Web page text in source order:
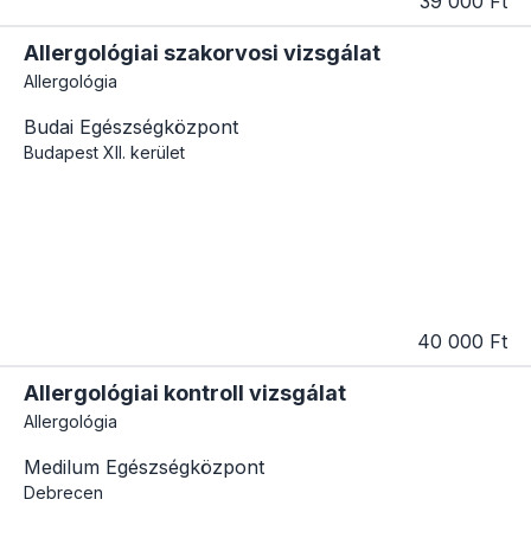
Allergológiai szakorvosi vizsgálat
Allergológia
Budai Egészségközpont
Budapest XII. kerület
40 000 Ft
Allergológiai kontroll vizsgálat
Allergológia
Medilum Egészségközpont
Debrecen